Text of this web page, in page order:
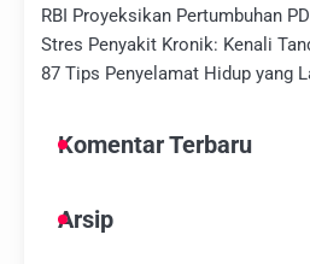
RBI Proyeksikan Pertumbuhan
Stres Penyakit Kronik: Kenali
87 Tips Penyelamat Hidup yang
Komentar Terbaru
Arsip